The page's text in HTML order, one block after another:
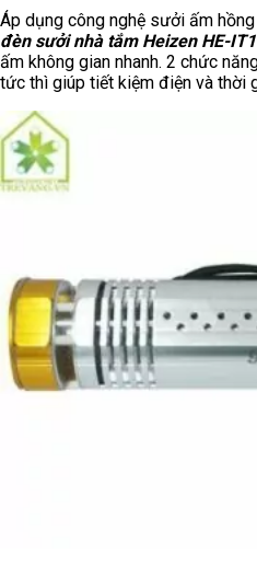
Áp dụng công nghệ sưởi ấm
đèn sưởi nhà tắm Heizen HE-
ấm không gian nhanh. 2 chức
tức thì giúp tiết kiệm điện và thời